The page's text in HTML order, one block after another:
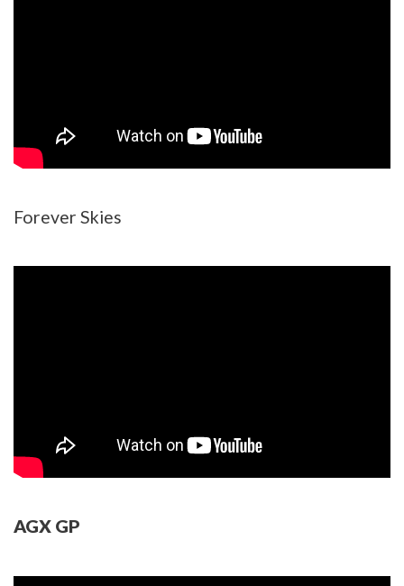
Forever Skies
AGX GP